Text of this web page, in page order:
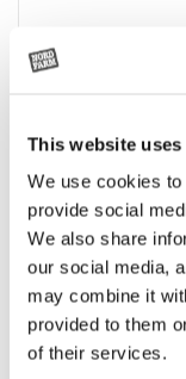
This website
We use cookies
provide social
We also share
our social media,
may combine it
provided to them
of their services.
Rotor, komplett med
OR80013456G
(ex. moms)